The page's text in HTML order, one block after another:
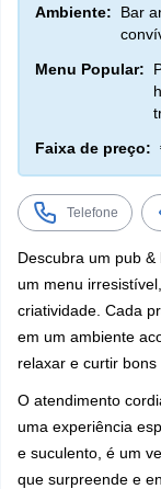
Ambiente:
Bar
Menu Popular:
Faixa de preço:
Telefone
Descubra um pub
um menu
criatividade. Cada
em um ambiente
relaxar e curtir bons
O atendimento
uma experiência
e suculento, é um
que surpreende e